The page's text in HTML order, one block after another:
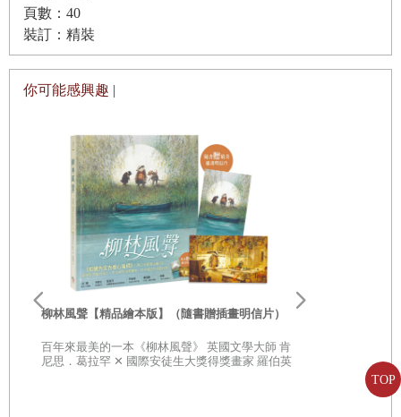
TOP
頁數：40
裝訂：精裝
你可能感興趣 |
柳林風聲【精品繪本版】（隨書贈插畫明信片）
百年來最美的一本《柳林風聲》 英國文學大師 肯
尼思．葛拉罕 ✕ 國際安徒生大獎得獎畫家 羅伯英